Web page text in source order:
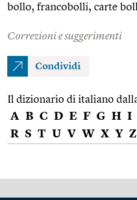
bollo, francobolli, carte
Correzioni e suggerimenti
Condividi
Il dizionario di italiano
A B C D E F G H I
R S T U V W X Y Z